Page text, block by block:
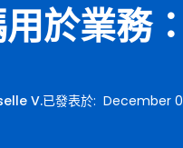
用於業務
V.已發表於:December